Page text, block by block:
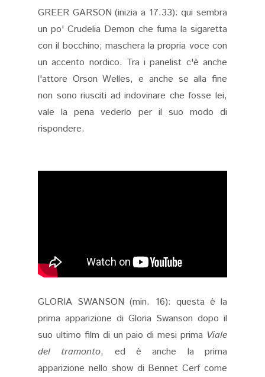
GREER GARSON (inizia a 17.33): qui sembra
un po' Crudelia Demon che fuma la sigaretta
con il bocchino; maschera la propria voce con
un accento nordico. Tra i panelist c'è anche
l'attore Orson Welles, e anche se alla fine
non sono riusciti ad indovinare che fosse lei,
vale la pena vederlo per il suo modo di
rispondere.
GLORIA SWANSON (min. 16): questa è la
prima apparizione di Gloria Swanson dopo il
suo ultimo film di un paio di mesi prima Viale
del tramonto, ed è anche la prima
apparizione nello show di Bennet Cerf come